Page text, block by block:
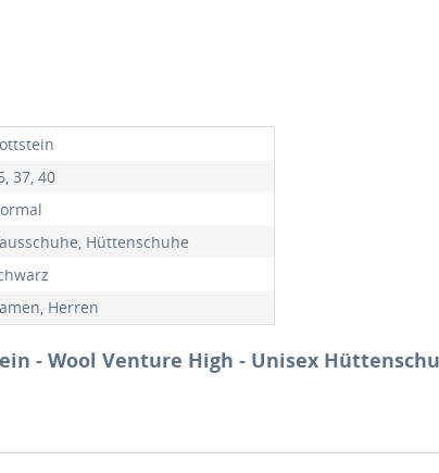
37, 40
Hüttenschuhe
Herren
- Wool Venture High - Unisex